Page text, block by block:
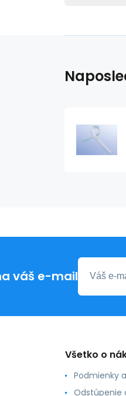
váš e-mail
Všetko o
Podmienky
Odstúpenie